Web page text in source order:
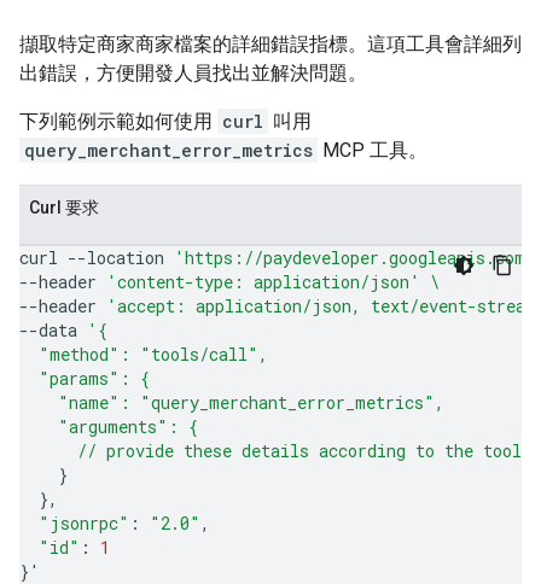
擷取特定商家商家檔案的詳細錯誤指標。這項工具會詳細列
出錯誤，方便開發人員找出並解決問題。
下列範例示範如何使用 curl 叫用
query_merchant_error_metrics MCP 工具。
Curl 要求
curl --location
'https://paydeveloper.googleapis.com/
--header
'content-type: application/json'
\
--header
'accept: application/json, text/event-
--data '{
  "method": "tools/call",
  "params": {
    "name": "query_merchant_error_metrics",
    "arguments": {
      // provide these details according to the tool'
}
}
"jsonrpc" : "2.0"
"id" :
1
} '